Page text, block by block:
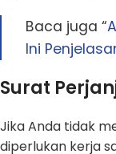
Baca juga “
Ini
Surat
Jika Anda tidak
diperlukan kerja